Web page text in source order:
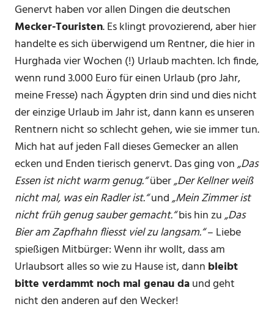
Genervt haben vor allen Dingen die deutschen
Mecker-Touristen. Es klingt provozierend, aber hier
handelte es sich überwigend um Rentner, die hier in
Hurghada vier Wochen (!) Urlaub machten. Ich finde,
wenn rund 3.000 Euro für einen Urlaub (pro Jahr,
meine Fresse) nach Ägypten drin sind und dies nicht
der einzige Urlaub im Jahr ist, dann kann es unseren
Rentnern nicht so schlecht gehen, wie sie immer tun.
Mich hat auf jeden Fall dieses Gemecker an allen
ecken und Enden tierisch genervt. Das ging von„Das
Essen ist nicht warm genug.“über„Der Kellner weiß
nicht mal, was ein Radler ist.“und„Mein Zimmer ist
nicht früh genug sauber gemacht.“bis hin zu„Das
Bier am Zapfhahn fliesst viel zu langsam.“– Liebe
spießigen Mitbürger: Wenn ihr wollt, dass am
Urlaubsort alles so wie zu Hause ist, dann bleibt
bitte verdammt noch mal genau daund geht
nicht den anderen auf den Wecker!